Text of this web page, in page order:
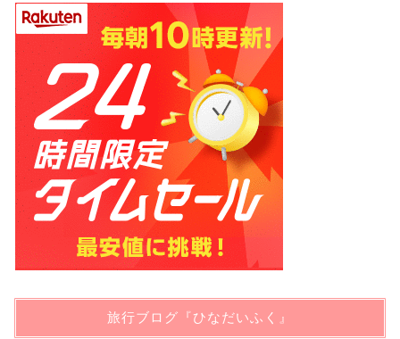
旅行ブログ『ひなだいふく』